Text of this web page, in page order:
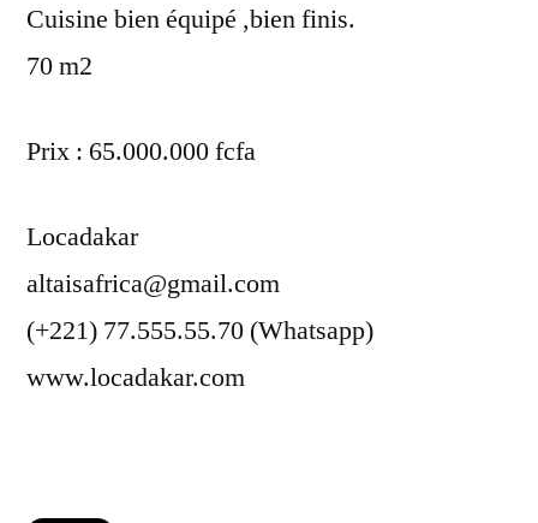
Cuisine bien équipé ,bien finis.
70 m2
Prix : 65.000.000 fcfa
Locadakar
altaisafrica@gmail.com
(+221) 77.555.55.70 (Whatsapp)
www.locadakar.com